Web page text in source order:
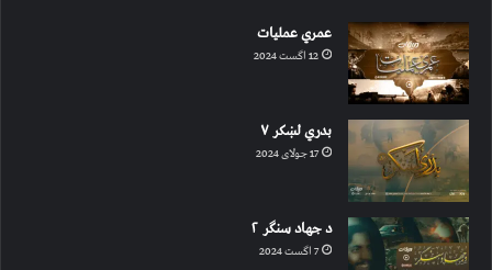
عمري عملیات
12 اگست 2024
بدري لښکر ۷
17 جولای 2024
د جهاد سنګر ۲
7 اگست 2024